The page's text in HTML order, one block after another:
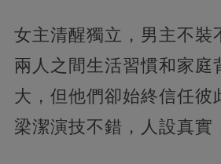
女主清醒獨立，男主不裝
兩人之間生活習慣和家庭
大，但他們卻始終信任彼
梁潔演技不錯，人設真實